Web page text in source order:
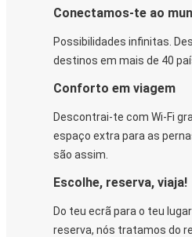
Conectamos-te ao
Possibilidades infinitas.
destinos em mais de 40
Conforto em viagem
Descontrai-te com Wi-Fi
espaço extra para as
são assim.
Escolhe, reserva, viaja!
Do teu ecrã para o teu
reserva, nós tratamos do